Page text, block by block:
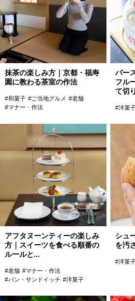
抹茶の楽しみ方｜京都・福寿
園に教わる茶室の作法
#和菓子 #ご当地グルメ #老舗
#マナー・作法
バー
フル
て切
#洋菓
アフタヌーンティーの楽しみ
方｜スイーツを食べる順番の
ルールと...
#老舗 #マナー・作法
#パン・サンドイッチ #洋菓子
シュ
を汚
#洋菓